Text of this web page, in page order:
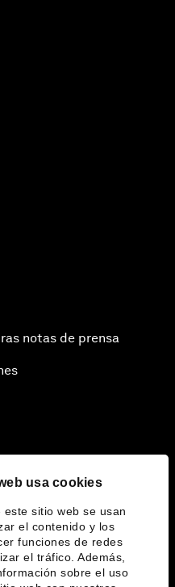
usa cookies
este sitio web se usan
el contenido y los
funciones de redes
el tráfico. Además,
sobre el uso
notas de prensa